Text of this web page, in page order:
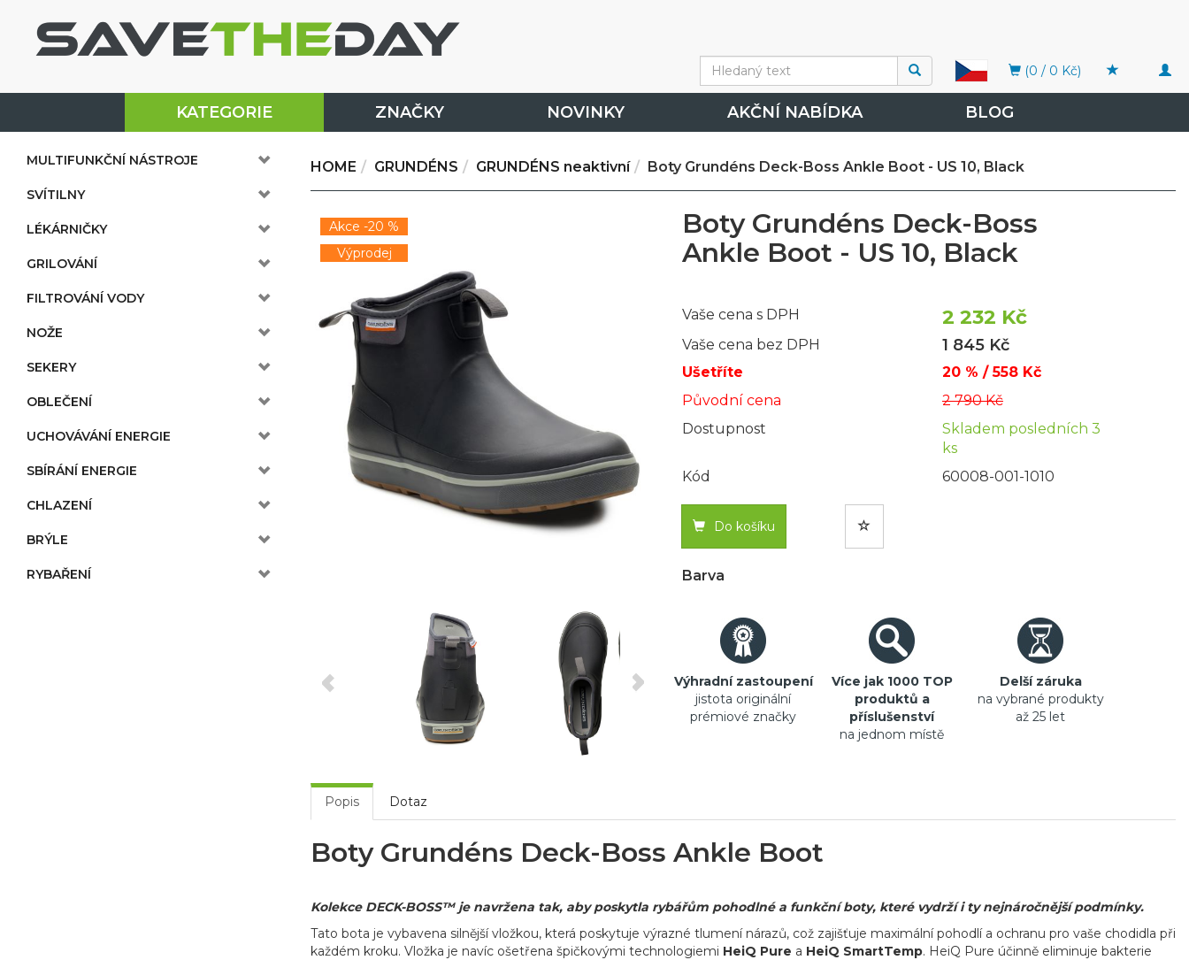
(0 / 0 Kč)
KATEGORIE ZNAČKY NOVINKY AKČNÍ NABÍDKA BLOG
MULTIFUNKČNÍ NÁSTROJE
SVÍTILNY
LÉKÁRNIČKY
GRILOVÁNÍ
FILTROVÁNÍ VODY
NOŽE
SEKERY
OBLEČENÍ
UCHOVÁVÁNÍ ENERGIE
SBÍRÁNÍ ENERGIE
CHLAZENÍ
BRÝLE
RYBAŘENÍ
HOME GRUNDÉNS GRUNDÉNS neaktivní Boty Grundéns Deck-Boss Ankle Boot - US 10, Black
Akce -20 %
Výprodej
Boty Grundéns Deck-Boss
Ankle Boot - US 10, Black
Vaše cena s DPH 2 232 Kč
Vaše cena bez DPH 1 845 Kč
Ušetříte
20 % / 558 Kč
Původní cena
2 790 Kč
Dostupnost
Skladem posledních 3
ks
Kód
60008-001-1010
Do košíku
Barva
Výhradní zastoupení
jistota originální
prémiové značky
Více jak 1000 TOP
produktů a
příslušenství
na jednom místě
Delší záruka
na vybrané produkty
až 25 let
Popis Dotaz
Boty Grundéns Deck-Boss Ankle Boot
Kolekce DECK-BOSS™ je navržena tak, aby poskytla rybářům pohodlné a funkční boty, které vydrží i ty nejnáročnější podmínky.
Tato bota je vybavena silnější vložkou, která poskytuje výrazné tlumení nárazů, což zajišťuje maximální pohodlí a ochranu pro vaše chodidla při
každém kroku. Vložka je navíc ošetřena špičkovými technologiemi HeiQ Pure a HeiQ SmartTemp. HeiQ Pure účinně eliminuje bakterie